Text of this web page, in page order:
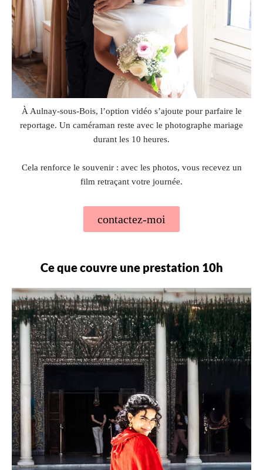
À Aulnay-sous-Bois, l’option vidéo s’ajoute pour parfaire le
reportage. Un caméraman reste avec le photographe mariage
durant les 10 heures.
Cela renforce le souvenir : avec les photos, vous recevez un
film retraçant votre journée.
contactez-moi
Ce que couvre une prestation 10h